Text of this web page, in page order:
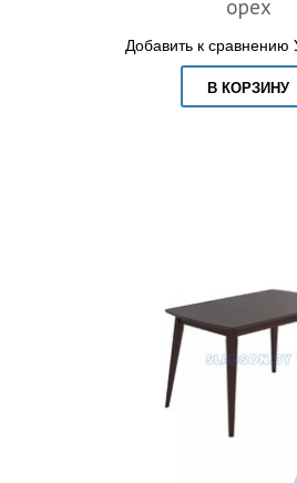
орех
Добавить к сравнению
В КОРЗИНУ